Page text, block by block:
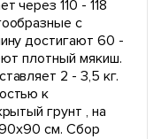
через 110 - 118
с
достигают 60 -
плотный мякиш.
2 - 3,5 кг.
к
грунт , на
см. Сбор